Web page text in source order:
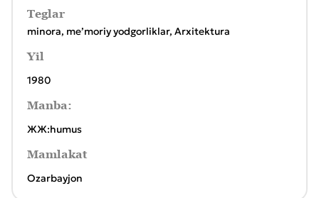
Teglar
minora, meʼmoriy yodgorliklar, Arxitektura
Yil
1980
Manba:
ЖЖ:humus
Mamlakat
Ozarbayjon